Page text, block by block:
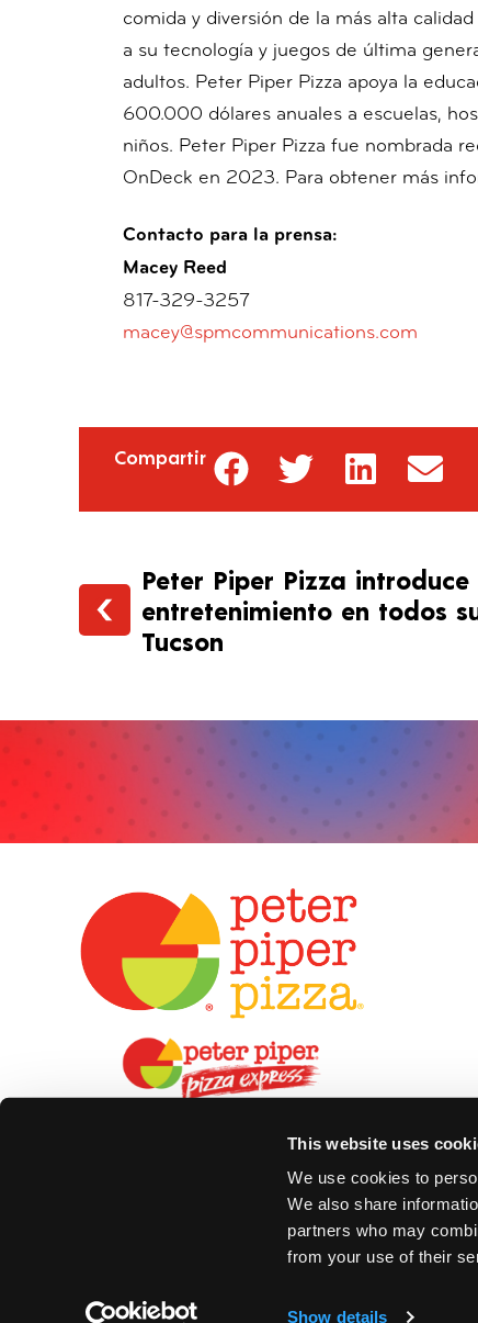
This website uses
We use cookies to
We also share
partners who may
from your use of their
Show details
comida y diversión de la más alta
a su tecnología y juegos de última
adultos. Peter Piper Pizza apoya la
600.000 dólares anuales a escuelas,
niños. Peter Piper Pizza fue nombrada
OnDeck en 2023. Para obtener más
Contacto para la prensa:
Macey Reed
817-329-3257
macey@spmcommunications.com
Compartir
Peter Piper Pizza
entretenimiento en todos
Tucson
© 2026 Peter Piper, LLC Todos los derechos reservados.